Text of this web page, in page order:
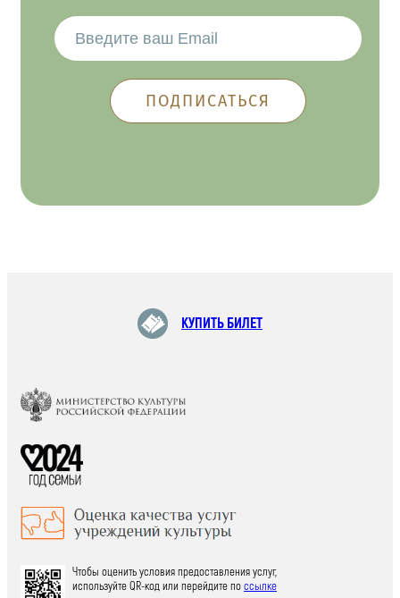
КУПИТЬ БИЛЕТ
Чтобы оценить условия предоставления услуг,
используйте QR-код или перейдите поссылке